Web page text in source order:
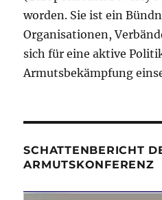
worden. Sie ist ein
Organisationen,
sich für eine aktive
Armutsbekämpfung
SCHATTENBERICHT
ARMUTSKONFERENZ